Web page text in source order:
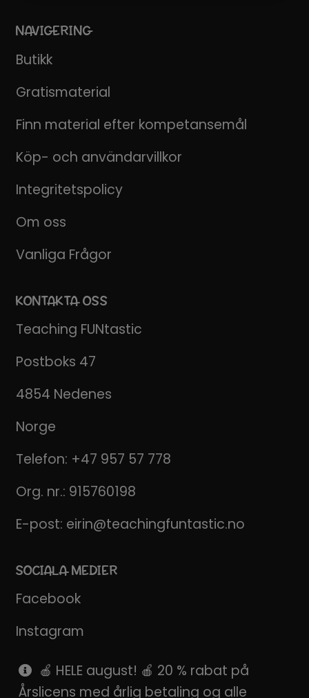
NAVIGERING
Butikk
Gratismaterial
Finn material efter kompetansemål
Köp- och användarvillkor
Integritetspolicy
Om oss
Vanliga Frågor
KONTAKTA OSS
Teaching FUNtastic
Postboks 47
4854 Nedenes
Norge
Telefon: +47 957 57 778
Org. nr.: 915760198
E-post: eirin@teachingfuntastic.no
SOCIALA MEDIER
Facebook
Instagram
Pinterest
🍎 HELE august! 🍎 20 % rabat på
Årslicens med årlig betaling og alle